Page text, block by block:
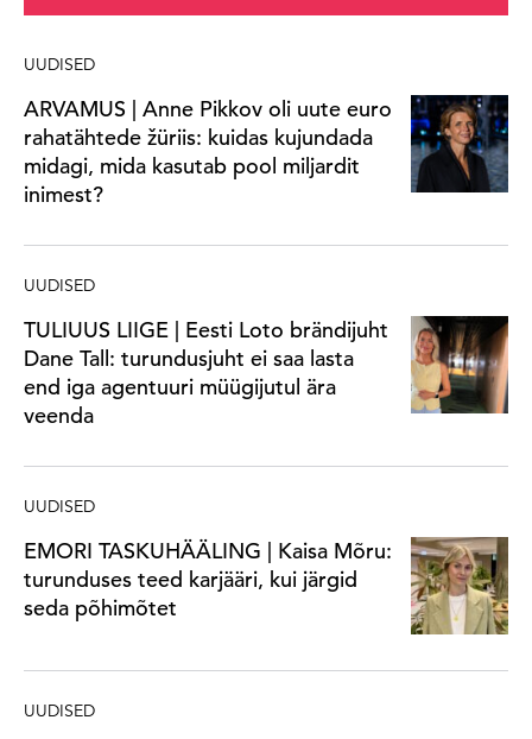
UUDISED
ARVAMUS | Anne Pikkov oli uute euro
rahatähtede žüriis: kuidas kujundada
midagi, mida kasutab pool miljardit
inimest?
UUDISED
TULIUUS LIIGE | Eesti Loto brändijuht
Dane Tall: turundusjuht ei saa lasta
end iga agentuuri müügijutul ära
veenda
UUDISED
EMORI TASKUHÄÄLING | Kaisa Mõru:
turunduses teed karjääri, kui järgid
seda põhimõtet
UUDISED